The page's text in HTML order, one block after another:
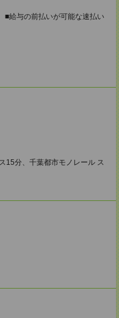
給与の前払いが可能な速払い
15分、千葉都市モノレール ス